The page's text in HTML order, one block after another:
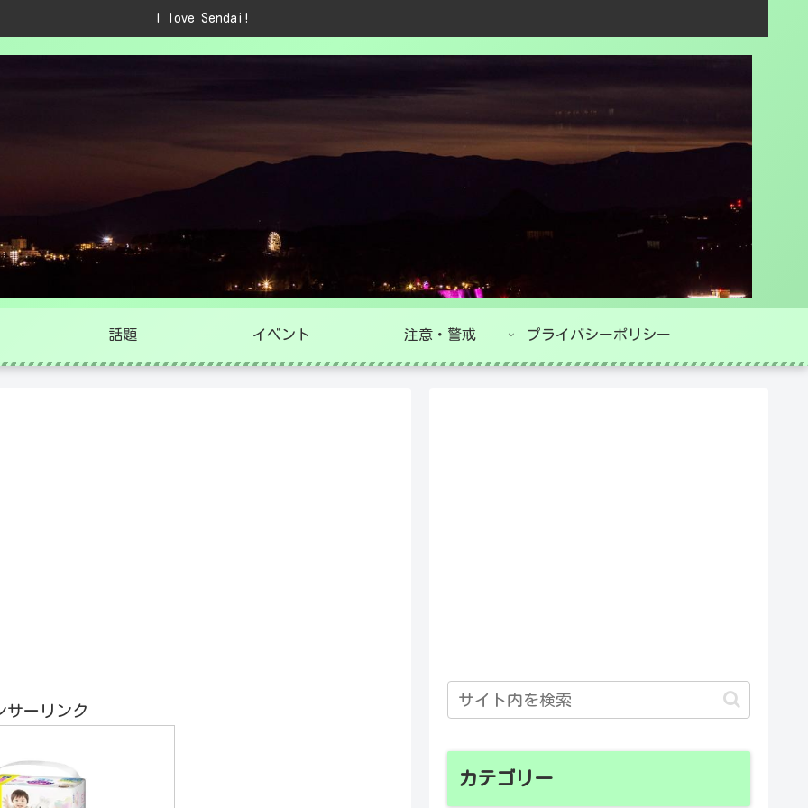
I love Sendai!
話題 イベント 注意・警戒 プライバシーポリシー
サーリンク
カテゴリー